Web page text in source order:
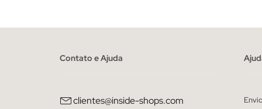
Contato e Ajuda
clientes@inside-shops.com